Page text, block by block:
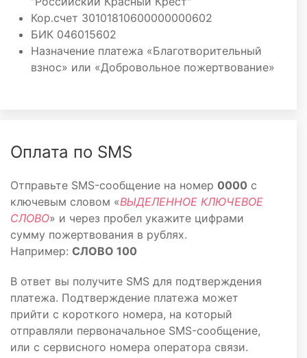
Кор.счет 30101810600000000602
БИК 046015602
Назначение платежа «Благотворительный
взнос» или «Добровольное пожертвование»
Оплата по SMS
Отправьте SMS-сообщение на номер 0000 с
ключевым словом «ВЫДЕЛЕННОЕ КЛЮЧЕВОЕ
СЛОВО» и через пробел укажите цифрами
сумму пожертвования в рублях.
Например: СЛОВО 100
В ответ вы получите SMS для подтверждения
платежа. Подтверждение платежа может
прийти с короткого номера, на который
отправляли первоначальное SMS-сообщение,
или с сервисного номера оператора связи.